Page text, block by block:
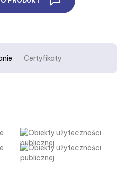
Certyfikaty